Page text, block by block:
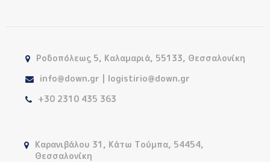
Ροδοπόλεως 5, Καλαμαριά, 55133, Θεσσαλονίκη
info@down.gr | logistirio@down.gr
+30 2310 435 363
Καρανιβάλου 31, Κάτω Τούμπα, 54454,
Θεσσαλονίκη